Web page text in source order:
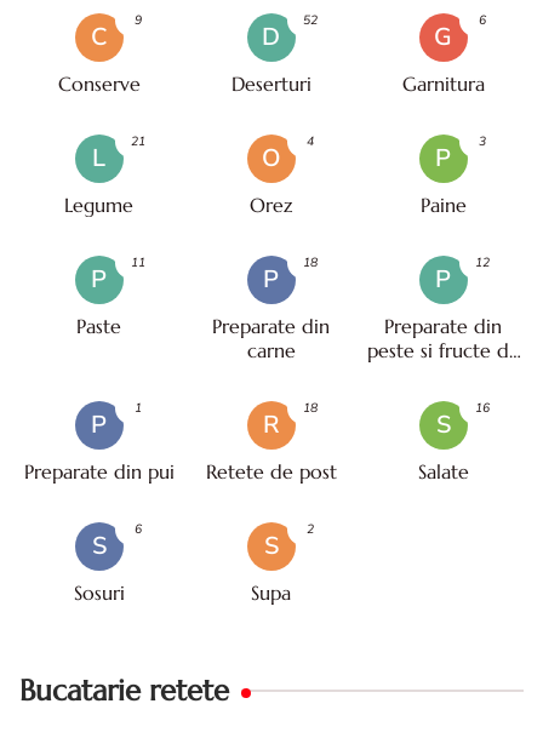
C
Conserve
9
D
Deserturi
52
G
Garnitura
6
L
Legume
21
O
Orez
4
P
Paine
3
P
Paste
11
P
Preparate din
carne
18
P
Preparate din
peste si fructe de
12
P
Preparate din pui
1
R
Retete de post
18
S
Salate
16
S
Sosuri
6
S
Supa
2
Bucatarie retete